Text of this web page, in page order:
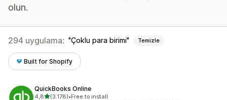
olun.
294 uygulama: Çoklu para birimi Temizle
Built for Shopify
QuickBooks Online
4,85 yıldız üzerinden
(3.178)•Free to install